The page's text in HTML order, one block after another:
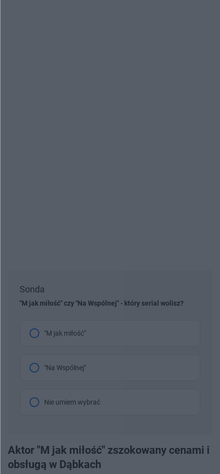
Sonda
"M jak miłość" czy "Na Wspólnej" - który serial wolisz?
"M jak miłość"
"Na Wspólnej"
Nie umiem wybrać
Aktor "M jak miłość" zszokowany cenami i
obsługą w Dąbkach